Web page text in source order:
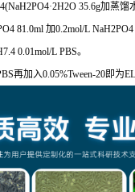
35.6g加蒸馏
81.0ml 加0.2mol/L
0.01mol/L PBS。
再加入0.05%Tween-20即为